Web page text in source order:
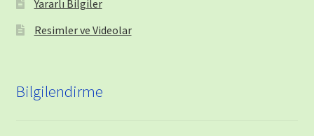
Yararlı Bilgiler
Resimler ve Videolar
Bilgilendirme